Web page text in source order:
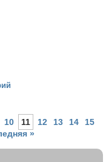
10 11 12 13 14
15
»